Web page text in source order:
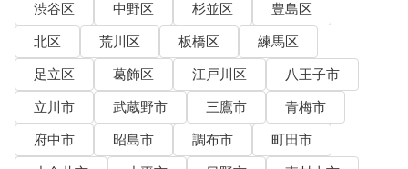
渋谷区
中野区 杉並区
豊島区
北区
荒川区 板橋区
練馬区
足立区
葛飾区 江戸川区
八王子市
立川市
武蔵野市 三鷹市
青梅市
府中市
昭島市 調布市
町田市